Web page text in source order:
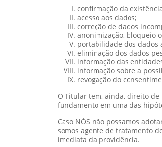
confirmação da
acesso aos dados;
correção de dados
anonimização, bloqueio
portabilidade dos dados
eliminação dos dados
informação das
informação sobre a
revogação do
O Titular tem, ainda, direito
fundamento em uma das
Caso NÓS não possamos
somos agente de tratamento
imediata da providência.